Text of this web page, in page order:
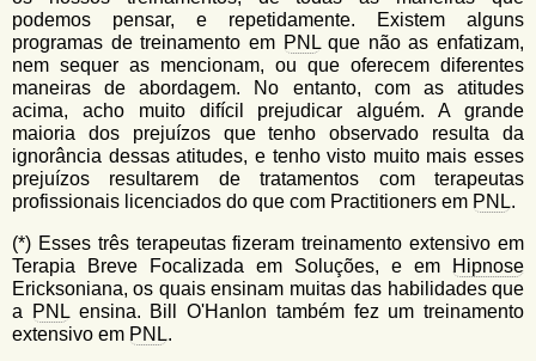
podemos pensar, e repetidamente. Existem alguns
programas de treinamento em PNLque não as enfatizam,
nem sequer as mencionam, ou que oferecem diferentes
maneiras de abordagem. No entanto, com as atitudes
acima, acho muito difícil prejudicar alguém. A grande
maioria dos prejuízos que tenho observado resulta da
ignorância dessas atitudes, e tenho visto muito mais esses
prejuízos resultarem de tratamentos com terapeutas
profissionais licenciados do que com Practitioners em PNL.
(*) Esses três terapeutas fizeram treinamento extensivo em
Terapia Breve Focalizada em Soluções, e em
Hipnose
Ericksoniana, os quais ensinam muitas das habilidades que
a
PNLensina. Bill O'Hanlon também fez um treinamento
extensivo em PNL.